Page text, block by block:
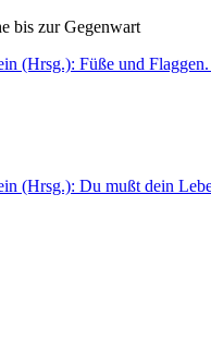
bis zur Gegenwart